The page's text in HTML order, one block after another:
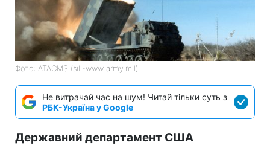
Фото: ATACMS (sill-www army.mil)
Не витрачай час на шум! Читай тільки суть з
РБК-Україна у Google
Державний департамент США